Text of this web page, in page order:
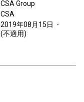
CSA Group
CSA
2019年08月15日 -
(不適用)